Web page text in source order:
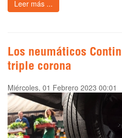
Leer más ...
Los neumáticos
triple corona
Miércoles, 01 Febrero 2023 00:01